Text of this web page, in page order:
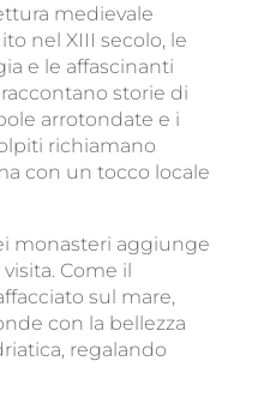
medievale
nel XIII secolo, le
e le affascinanti
storie di
arrotondate e i
richiamano
con un tocco locale
monasteri aggiunge
Come il
sul mare,
con la bellezza
regalando